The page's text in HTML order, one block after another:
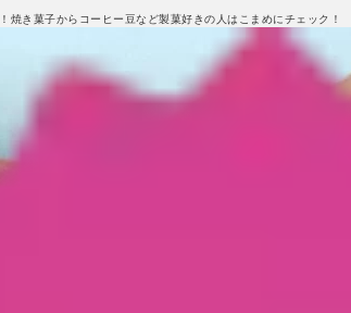
焼き菓子からコーヒー豆など製菓好きの人はこまめにチェック！